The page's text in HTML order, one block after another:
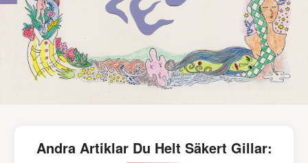
Andra Artiklar Du Helt Säkert Gillar: